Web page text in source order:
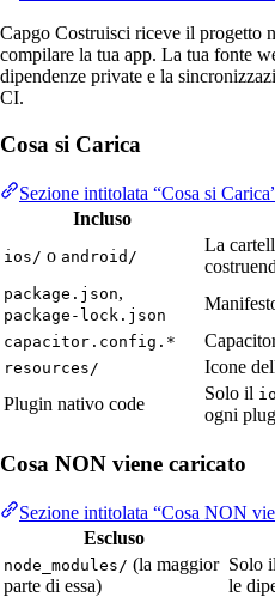
Capgo Costruisci riceve il progetto
compilare la tua app. La tua fonte
dipendenze private e la
CI.
Cosa si Carica
Sezione intitolata “Cosa si
Incluso
ios/ o android/
La
package.json,
package-lock.json
capacitor.config.*
resources/
Icone
Plugin nativo code
Solo il
ogni
Cosa NON viene caricato
Sezione intitolata “Cosa NON
Escluso
node_modules/ (la maggior
parte di essa)
Solo
le